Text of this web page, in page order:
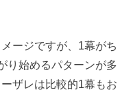
ージですが、1幕がち
り始めるパターンが多
ザレは比較的1幕もお